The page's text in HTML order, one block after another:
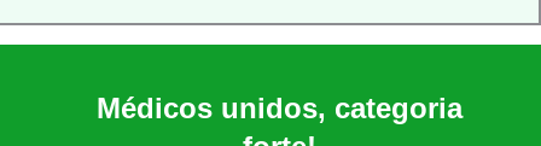
Médicos unidos, categoria